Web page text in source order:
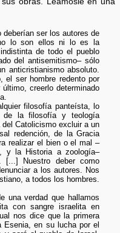
ser los autores de
lo son ellos ni lo es la
de todo el pueblo
del antisemitismo– sólo
anticristianismo absoluto.
el ser hombre redento por
creerlo determinado
filosofía panteísta, lo
la filosofía y teología
Catolicismo excluir a un
redención, de la Gracia
realizar el bien o el mal –
y la Historia a zoología–
[...] Nuestro deber como
a los autores. Nos
a todos los hombres.
una verdad que hallamos
con sangre israelita en
nos dice que la primera
en su lucha por el